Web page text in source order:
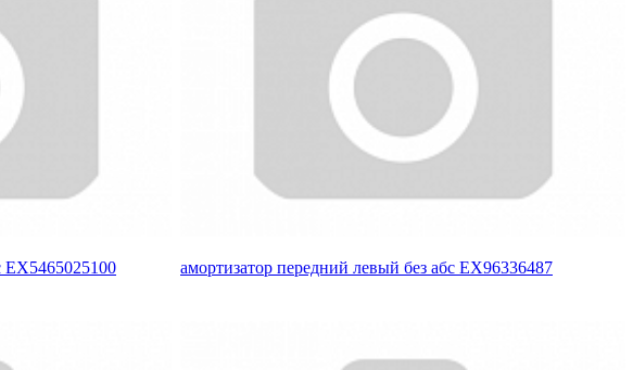
EX5465025100 амортизатор передний левый без абс EX96336487